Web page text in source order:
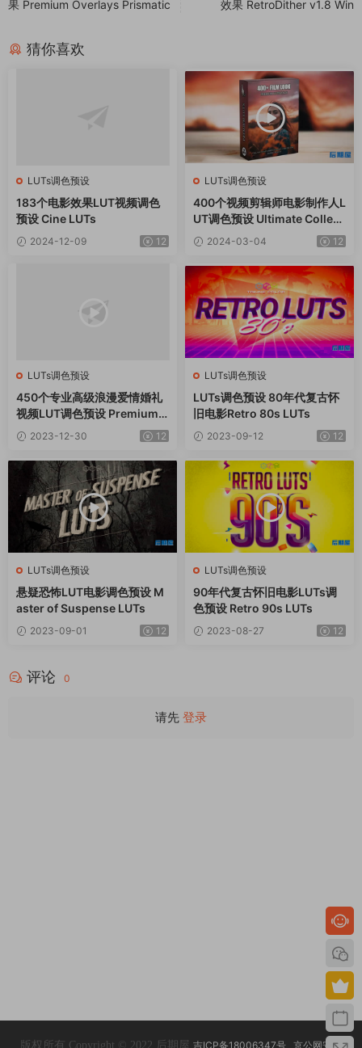
果 Premium Overlays Prismatic
效果 RetroDither v1.8 Win
猜你喜欢
LUTs调色预设
183个电影效果LUT视频调色
预设 Cine LUTs
2024-12-09 12
LUTs调色预设
400个视频剪辑师电影制作人L
UT调色预设 Ultimate Collect
ion 400 Cinematic LUTs
2024-03-04 12
LUTs调色预设
450个专业高级浪漫爱情婚礼
视频LUT调色预设 Premium
Wedding LUTs Mega Bundl
e
2023-12-30 12
LUTs调色预设
LUTs调色预设 80年代复古怀
旧电影Retro 80s LUTs
2023-09-12 12
LUTs调色预设
悬疑恐怖LUT电影调色预设 M
aster of Suspense LUTs
2023-09-01 12
LUTs调色预设
90年代复古怀旧电影LUTs调
色预设 Retro 90s LUTs
2023-08-27 12
评论 0
请先 登录
版权所有 Copyright © 2022 后期屋 吉ICP备18006347号 京公网安备